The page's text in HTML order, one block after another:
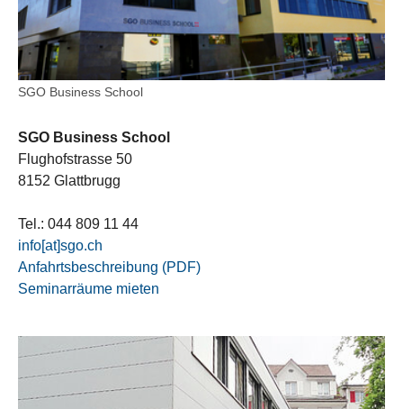
SGO Business School
SGO Business School
Flughofstrasse 50
8152 Glattbrugg
Tel.: 044 809 11 44
info[at]sgo.ch
Anfahrtsbeschreibung (PDF)
Seminarräume mieten